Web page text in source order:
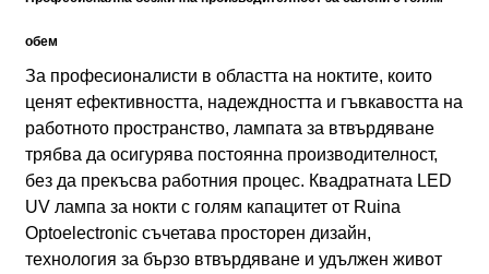
обем
За професионалисти в областта на ноктите, които
ценят ефективността, надеждността и гъвкавостта на
работното пространство, лампата за втвърдяване
трябва да осигурява постоянна производителност,
без да прекъсва работния процес. Квадратната LED
UV лампа за нокти с голям капацитет от Ruina
Optoelectronic съчетава просторен дизайн,
технология за бързо втвърдяване и удължен живот